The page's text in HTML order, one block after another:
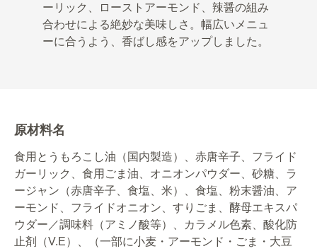
ーリック、ローストアーモンド、辣醤の組み
合わせによる絶妙な美味しさ。幅広いメニュ
ーに合うよう、香ばし感をアップしました。
原材料名
食用とうもろこし油（国内製造）、赤唐辛子、フライド
ガーリック、食用ごま油、オニオンパウダー、砂糖、ラ
ージャン（赤唐辛子、食塩、米）、食塩、粉末醤油、ア
ーモンド、フライドオニオン、すりごま、酵母エキスパ
ウダー／調味料（アミノ酸等）、カラメル色素、酸化防
止剤（V.E）、（一部に小麦・アーモンド・ごま・大豆